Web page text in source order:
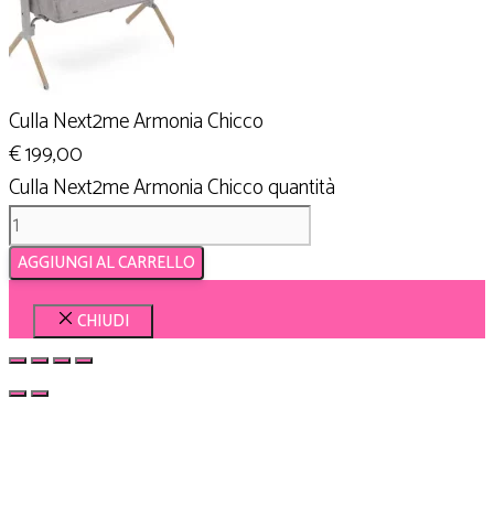
Culla Next2me Armonia Chicco
€199,00
Culla Next2me Armonia Chicco quantità
AGGIUNGI AL CARRELLO
CHIUDI